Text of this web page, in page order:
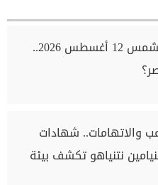
كسوف كلي للشمس 12 أغسطس 2026..
والاتهامات.. شهادات
نتنياهو تكشف بيئة